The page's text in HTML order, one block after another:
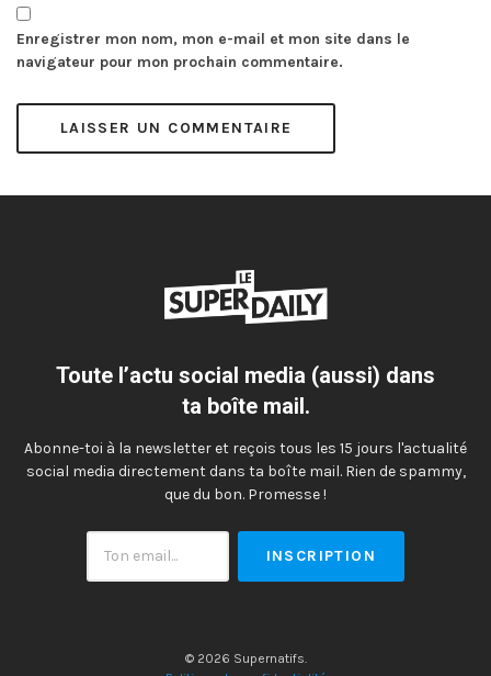
Enregistrer mon nom, mon e-mail et mon site dans le
navigateur pour mon prochain commentaire.
Toute l’actu social media (aussi) dans
ta boîte mail.
Abonne-toi à la newsletter et reçois tous les 15 jours l'actualité
social media directement dans ta boîte mail. Rien de spammy,
que du bon. Promesse !
© 2026 Supernatifs.